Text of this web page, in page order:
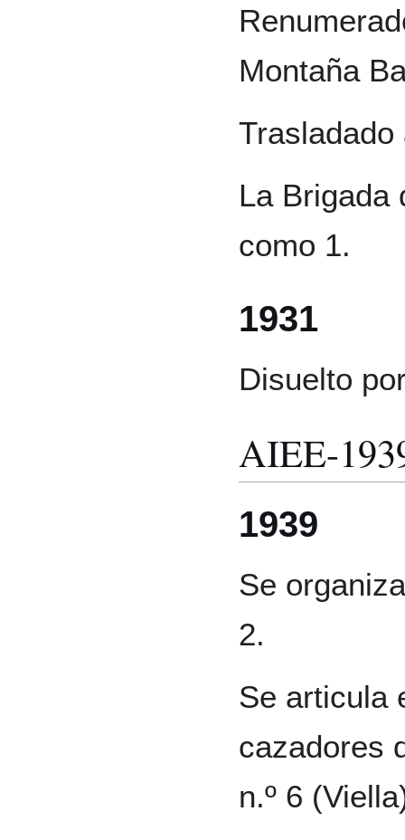
Montaña
La Brigada
como 1.
1931
Disuelto
AIEE-
1939
Se
2.
Se articula
cazadores
n.º 6